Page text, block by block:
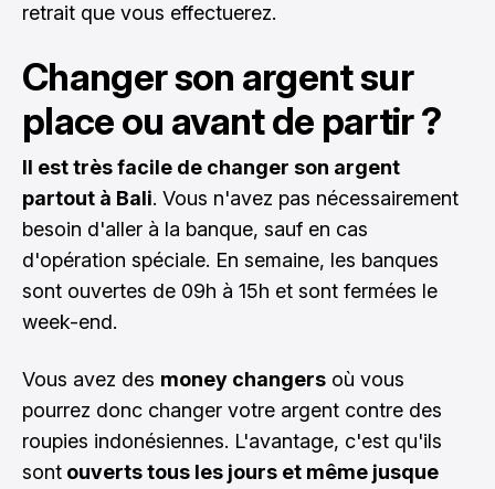
retrait que vous effectuerez.
Changer son argent sur
place ou avant de partir ?
Il est très facile de changer son argent
partout à Bali. Vous n'avez pas nécessairement
besoin d'aller à la banque, sauf en cas
d'opération spéciale. En semaine, les banques
sont ouvertes de 09h à 15h et sont fermées le
week-end.
Vous avez des money changers où vous
pourrez donc changer votre argent contre des
roupies indonésiennes. L'avantage, c'est qu'ils
sont ouverts tous les jours et même jusque